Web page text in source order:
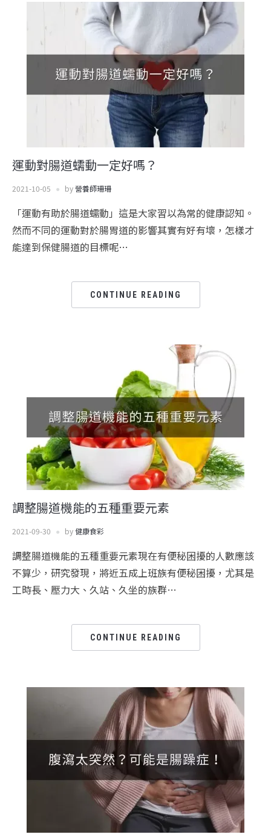
運動對腸道蠕動一定好嗎？
2021-10-05 by營養師珊珊
「運動有助於腸道蠕動」這是大家習以為常的健康認知。
然而不同的運動對於腸胃道的影響其實有好有壞，怎樣才
能達到保健腸道的目標呢…
CONTINUE READING
調整腸道機能的五種重要元素
2021-09-30 by健康食彩
調整腸道機能的五種重要元素現在有便秘困擾的人數應該
不算少，研究發現，將近五成上班族有便秘困擾，尤其是
工時長、壓力大、久站、久坐的族群…
CONTINUE READING